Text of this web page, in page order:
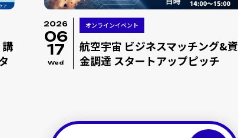
講
2026
06
17
Wed
オンラインイベント
航空宇宙 ビジネスマッチング&資
金調達 スタートアップピッチ